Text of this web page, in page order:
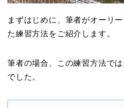
まずはじめに、筆者がオーリ
た練習方法をご紹介します。
筆者の場合、この練習方法で
でした。